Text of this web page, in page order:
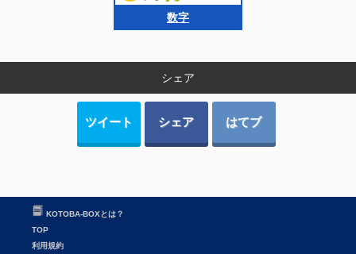
数字
シェア
ツイート シェア はてブ
KOTOBA-BOXとは？
TOP
利用規約